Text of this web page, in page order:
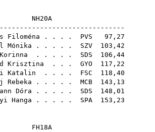
NH20A
Filoména . . . . PVS 97,27
Mónika . . . . . SZV 103,42
. . . . . SDS 106,44
Krisztina . . . GYO 117,22
Katalin . . . . FSC 118,40
Rebeka . . . . . MCB 143,13
Dóra . . . . . SDS 148,01
Hanga . . . . . SPA 153,23
FH18A